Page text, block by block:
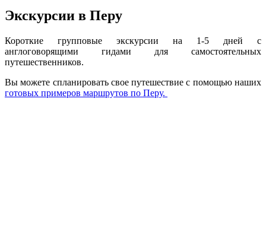
Экскурсии в Перу
Короткие групповые экскурсии на 1-5 дней с
англоговорящими гидами для самостоятельных
путешественников.
Вы можете спланировать свое путешествие с помощью наших
готовых примеров маршрутов по Перу.